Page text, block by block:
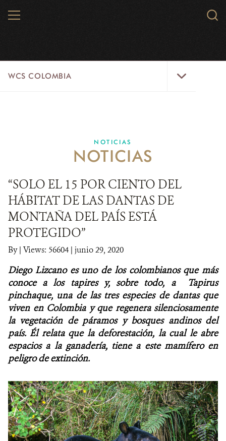
MENU
WCS COLOMBIA
EJES ESTRATÉGICOS
LÍNEAS DE ACCIÓN
MICROSITIOS
NOTICIAS
WCS VISUAL
PUBLICACIONES
ALIADOS Y ALIANZAS
COBERTURA EN MEDIOS DE COMUNICACIÓN
INFORME ANUAL WCS
MECANISMO DE ATENCIÓN DE QUEJAS Y RECLAMOS
DONA
NOTICIAS
NOTICIAS
“SOLO EL 15 POR CIENTO DEL
HÁBITAT DE LAS DANTAS DE
MONTAÑA DEL PAÍS ESTÁ
PROTEGIDO”
By| Views: 56604 | junio 29, 2020
Diego Lizcano es uno de los colombianos que más
conoce a los tapires y, sobre todo, a Tapirus
pinchaque, una de las tres especies de dantas que
viven en Colombia y que regenera silenciosamente
la vegetación de páramos y bosques andinos del
país. Él relata que la deforestación, la cual le abre
espacios a la ganadería, tiene a este mamífero en
peligro de extinción.